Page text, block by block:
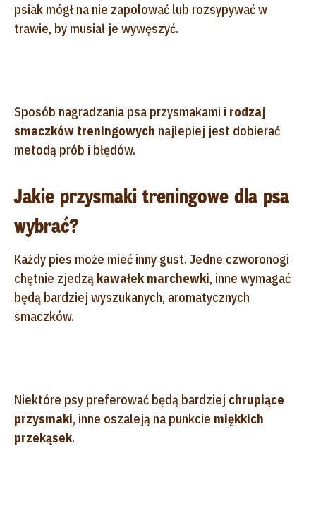
psiak mógł na nie zapolować lub rozsypywać w
trawie, by musiał je wywęszyć.
Sposób nagradzania psa przysmakami i rodzaj
smaczków treningowych najlepiej jest dobierać
metodą prób i błędów.
Jakie przysmaki treningowe dla psa
wybrać?
Każdy pies może mieć inny gust. Jedne czworonogi
chętnie zjedzą kawałek marchewki, inne wymagać
będą bardziej wyszukanych, aromatycznych
smaczków.
Niektóre psy preferować będą bardziej chrupiące
przysmaki, inne oszaleją na punkcie miękkich
przekąsek.